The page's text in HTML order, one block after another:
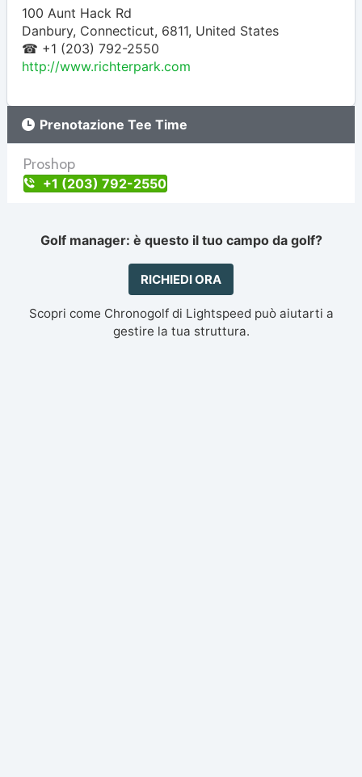
100 Aunt Hack Rd
Danbury, Connecticut, 6811, United States
☎ +1 (203) 792-2550
http://www.richterpark.com
Prenotazione Tee Time
Proshop
+1 (203) 792-2550
Golf manager: è questo il tuo campo da golf?
RICHIEDI ORA
Scopri come Chronogolf di Lightspeed può aiutarti a
gestire la tua struttura.